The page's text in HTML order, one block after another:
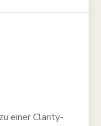
einer Clarity-